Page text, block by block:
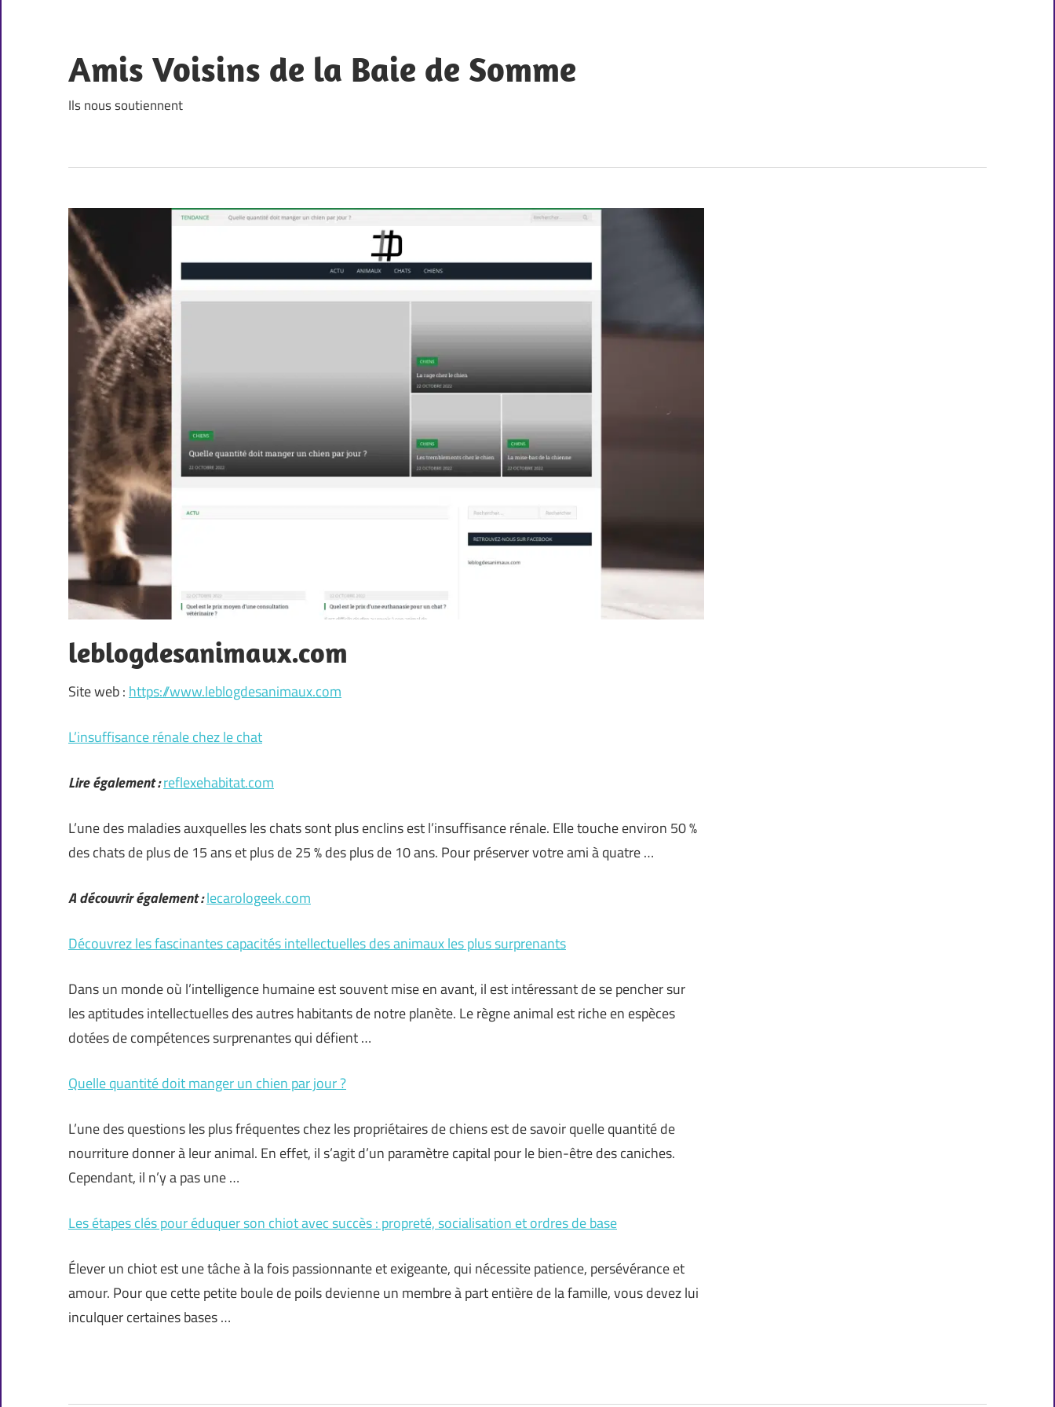
content
Amis Voisins de la Baie de Somme
Ils nous soutiennent
leblogdesanimaux.com
Site web : https://www.leblogdesanimaux.com
L’insuffisance rénale chez le chat
Lire également :reflexehabitat.com
L’une des maladies auxquelles les chats sont plus enclins est l’insuffisance rénale. Elle touche environ 50 %
des chats de plus de 15 ans et plus de 25 % des plus de 10 ans. Pour préserver votre ami à quatre …
A découvrir également :lecarologeek.com
Découvrez les fascinantes capacités intellectuelles des animaux les plus surprenants
Dans un monde où l’intelligence humaine est souvent mise en avant, il est intéressant de se pencher sur
les aptitudes intellectuelles des autres habitants de notre planète. Le règne animal est riche en espèces
dotées de compétences surprenantes qui défient …
Quelle quantité doit manger un chien par jour ?
L’une des questions les plus fréquentes chez les propriétaires de chiens est de savoir quelle quantité de
nourriture donner à leur animal. En effet, il s’agit d’un paramètre capital pour le bien-être des caniches.
Cependant, il n’y a pas une …
Les étapes clés pour éduquer son chiot avec succès : propreté, socialisation et ordres de base
Élever un chiot est une tâche à la fois passionnante et exigeante, qui nécessite patience, persévérance et
amour. Pour que cette petite boule de poils devienne un membre à part entière de la famille, vous devez lui
inculquer certaines bases …